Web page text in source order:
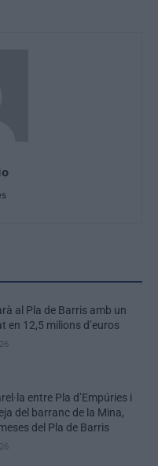
al Pla de Barris amb un
en 12,5 milions d’euros
entre Pla d’Empúries i
del barranc de la Mina,
del Pla de Barris